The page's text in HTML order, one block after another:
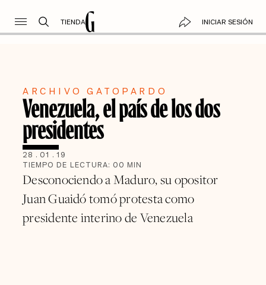
TIENDA INICIAR SESIÓN
ARCHIVO GATOPARDO
Venezuela, el país de los dos
presidentes
28 . 01 . 19
TIEMPO DE LECTURA: 00 MIN
Desconociendo a Maduro, su opositor
Juan Guaidó tomó protesta como
presidente interino de Venezuela